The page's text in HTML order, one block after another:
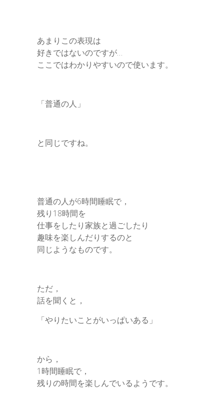
あまりこの表現は
好きではないのですが…
ここではわかりやすいので使います。
「普通の人」
と同じですね。
普通の人が6時間睡眠で，
残り18時間を
仕事をしたり家族と過ごしたり
趣味を楽しんだりするのと
同じようなものです。
ただ，
話を聞くと，
「やりたいことがいっぱいある」
から，
1時間睡眠で，
残りの時間を楽しんでいるようです。